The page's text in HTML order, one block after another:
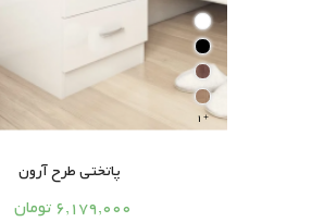
1 
پاتختی طرح آرون


6,179,000 تومان